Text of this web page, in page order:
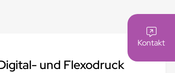
Kontakt
und Flexodruck